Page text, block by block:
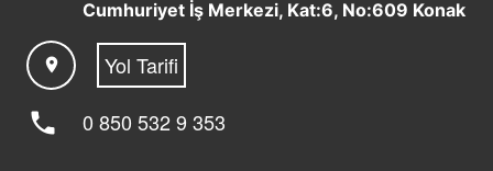
Cumhuriyet İş Merkezi, Kat:6, No:609 Konak
location_on Yol Tarifi
phone 0 850 532 9 353